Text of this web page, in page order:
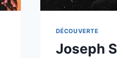
DÉCOUVERTE
Joseph